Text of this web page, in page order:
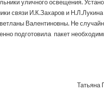
уличного освещения.
связи И.К.Захаров и
Валентиновны. Не
подготовила пакет
Татьяна